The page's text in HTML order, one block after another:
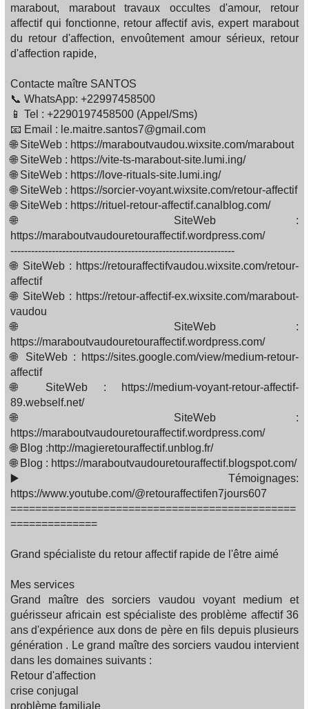
marabout, marabout travaux occultes d'amour, retour
affectif qui fonctionne, retour affectif avis, expert marabout
du retour d'affection, envoûtement amour sérieux, retour
d'affection rapide,
Contacte maître SANTOS
📞 WhatsApp: +22997458500
📱 Tel : +2290197458500 (Appel/Sms)
📧 Email : le.maitre.santos7@gmail.com
🌐 SiteWeb : https://maraboutvaudou.wixsite.com/marabout
🌐 SiteWeb : https://vite-ts-marabout-site.lumi.ing/
🌐 SiteWeb : https://love-rituals-site.lumi.ing/
🌐 SiteWeb : https://sorcier-voyant.wixsite.com/retour-affectif
🌐 SiteWeb : https://rituel-retour-affectif.canalblog.com/
🌐 SiteWeb :
https://maraboutvaudouretouraffectif.wordpress.com/
-----------------------------------------------------------------
🌐 SiteWeb : https://retouraffectifvaudou.wixsite.com/retour-
affectif
🌐 SiteWeb : https://retour-affectif-ex.wixsite.com/marabout-
vaudou
🌐 SiteWeb :
https://maraboutvaudouretouraffectif.wordpress.com/
🌐 SiteWeb : https://sites.google.com/view/medium-retour-
affectif
🌐 SiteWeb : https://medium-voyant-retour-affectif-
89.webself.net/
🌐 SiteWeb :
https://maraboutvaudouretouraffectif.wordpress.com/
🌐 Blog :http://magieretouraffectif.unblog.fr/
🌐 Blog : https://maraboutvaudouretouraffectif.blogspot.com/
▶️ Témoignages:
https://www.youtube.com/@retouraffectifen7jours607
==============================================
==============
Grand spécialiste du retour affectif rapide de l'être aimé
Mes services
Grand maître des sorciers vaudou voyant medium et
guérisseur africain est spécialiste des problème affectif 36
ans d'expérience aux dons de père en fils depuis plusieurs
génération . Le grand maître des sorciers vaudou intervient
dans les domaines suivants :
Retour d'affection
crise conjugal
problème familiale